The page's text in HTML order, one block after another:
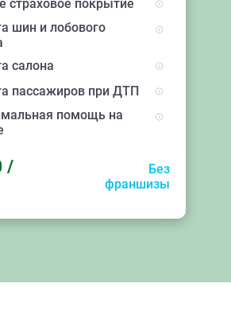
страховое покрытие
шин и лобового
салона
пассажиров при ДТП
помощь на
/
Без
франшизы